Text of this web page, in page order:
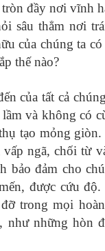
đầy nơi vĩnh
sâu thẳm nơi
của chúng ta
thế nào?
của tất cả
lầm và không có
tạo mỏng
ngã, chối từ
bảo đảm cho
được cứu
trong mọi
như những hòn